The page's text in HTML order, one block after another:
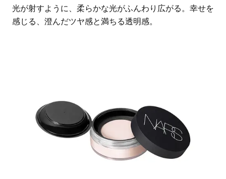
光が射すように、柔らかな光がふんわり広がる。幸せを
感じる、澄んだツヤ感と満ちる透明感。